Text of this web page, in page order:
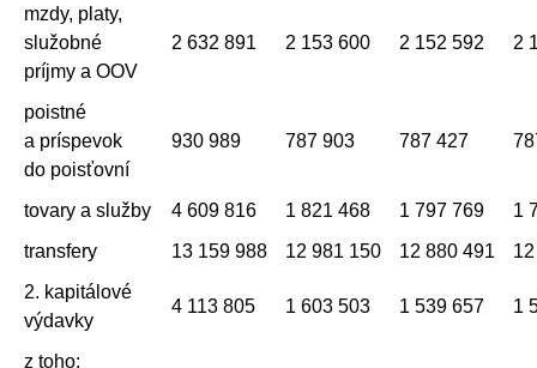
mzdy, platy,
služobné
príjmy a OOV
2 632 891 2 153 600 2 152 592 2
poistné
a príspevok
do poisťovní
930 989 787 903 787 427
tovary a služby 4 609 816 1 821 468 1 797 769
1
transfery
13 159 988 12 981 150 12 880 491
2. kapitálové
výdavky
4 113 805 1 603 503 1 539 657 1
z toho: